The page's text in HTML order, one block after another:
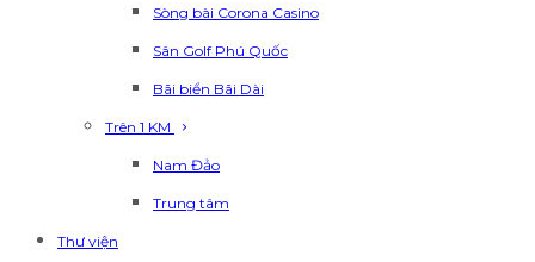
Sòng bài Corona Casino
Sân Golf Phú Quốc
Bãi biển Bãi Dài
Trên 1 KM
Nam Đảo
Trung tâm
Thư viện